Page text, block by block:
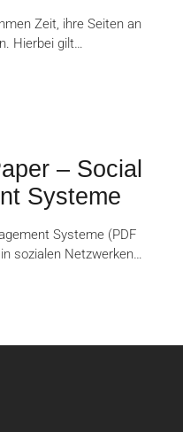
Zeit, ihre Seiten an
Hierbei gilt…
– Social
Systeme
Systeme (PDF
sozialen Netzwerken…